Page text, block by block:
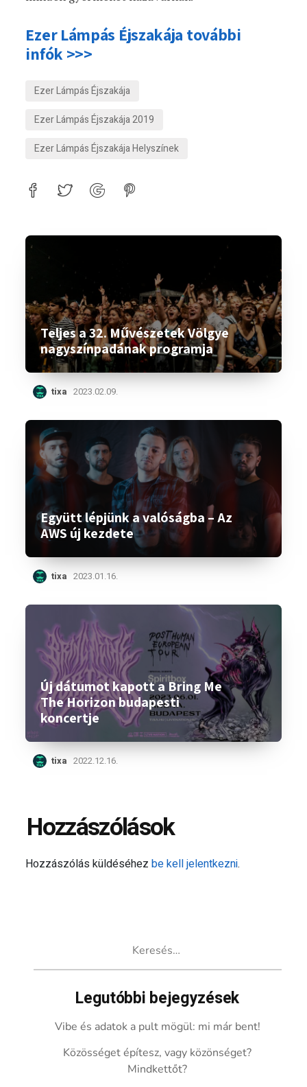
Ezer Lámpás Éjszakája további
infók >>>
Ezer Lámpás Éjszakája
Ezer Lámpás Éjszakája 2019
Ezer Lámpás Éjszakája Helyszínek
Teljes a 32. Művészetek Völgye
nagyszínpadának programja
tixa 2023.02.09.
Együtt lépjünk a valóságba – Az
AWS új kezdete
tixa 2023.01.16.
Új dátumot kapott a Bring Me
The Horizon budapesti
koncertje
tixa 2022.12.16.
Hozzászólások
Hozzászólás küldéséhezbe kell jelentkezni.
Legutóbbi bejegyzések
Vibe és adatok a pult mögül: mi már bent!
Közösséget építesz, vagy közönséget?
Mindkettőt?